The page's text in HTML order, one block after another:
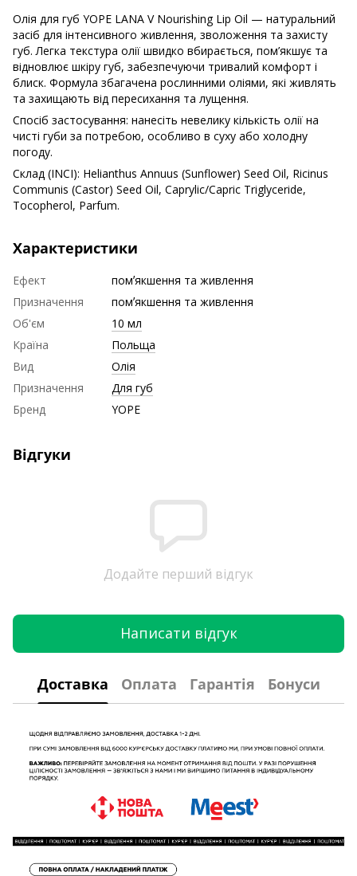
Олія для губ YOPE LANA V Nourishing Lip Oil — натуральний
засіб для інтенсивного живлення, зволоження та захисту
губ. Легка текстура олії швидко вбирається, пом’якшує та
відновлює шкіру губ, забезпечуючи тривалий комфорт і
блиск. Формула збагачена рослинними оліями, які живлять
та захищають від пересихання та лущення.
Спосіб застосування: нанесіть невелику кількість олії на
чисті губи за потребою, особливо в суху або холодну
погоду.
Склад (INCI): Helianthus Annuus (Sunflower) Seed Oil, Ricinus
Communis (Castor) Seed Oil, Caprylic/Capric Triglyceride,
Tocopherol, Parfum.
Характеристики
Ефект
помʼякшення та живлення
Призначення
помʼякшення та живлення
Об'єм
10 мл
Країна
Польща
Вид
Олія
Призначення
Для губ
Бренд
YOPE
Відгуки
Додайте перший відгук
Написати відгук
Доставка Оплата Гарантія Бонуси